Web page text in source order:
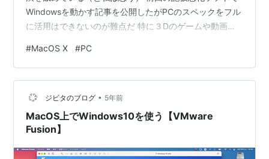
Windowsを動かす記事を公開したがPCのスペックをフル
に活用はできないのが難点だ 特に３Dのゲームや動画編
でストレージを区切ってWindowsを使用することで解決
はできるが、ストレージが小さいMacを使用している人
だと気になるかもしれない そこでUSB接続した外付け
SSDにWindowsをインストールして一切Macのストレー
ジに手をつけない方法があることを知った 今回は私…
#MacOS X #PC
ジビタのブログ • 5年前
MacOS上でWindows10を使う【VMware
Fusion】